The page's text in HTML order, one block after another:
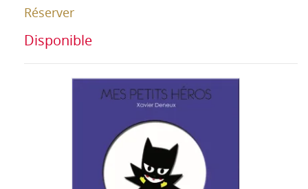
Réserver
Disponible